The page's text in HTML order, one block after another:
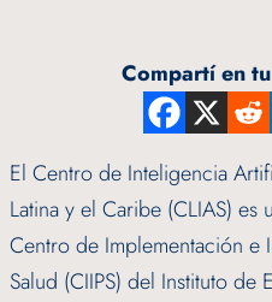
Compartí en
El Centro de Inteligencia
Latina y el Caribe (CLIAS)
Centro de Implementación e
Salud (CIIPS) del Instituto de